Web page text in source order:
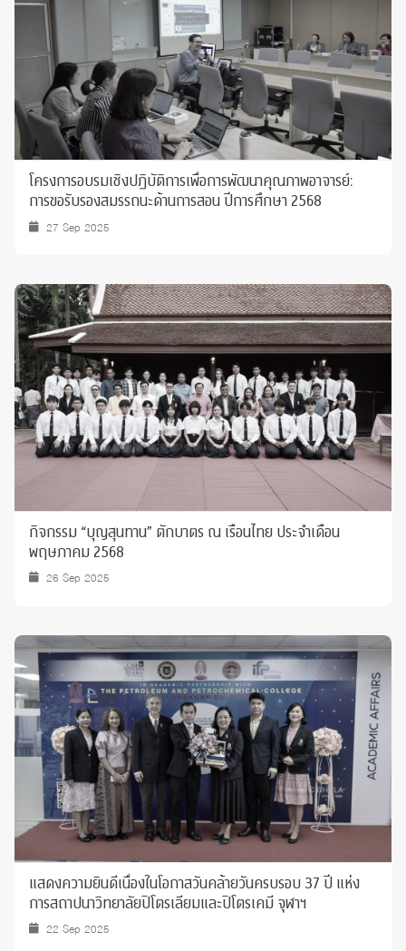
โครงการอบรมเชิงปฏิบัติการเพื่อการพัฒนาคุณภาพอาจารย์:
การขอรับรองสมรรถนะด้านการสอน ปีการศึกษา 2568
27 Sep 2025
กิจกรรม “บุญสุนทาน” ตักบาตร ณ เรือนไทย ประจำเดือน
พฤษภาคม 2568
26 Sep 2025
แสดงความยินดีเนื่องในโอกาสวันคล้ายวันครบรอบ 37 ปี แห่ง
การสถาปนาวิทยาลัยปิโตรเลียมและปิโตรเคมี จุฬาฯ
22 Sep 2025